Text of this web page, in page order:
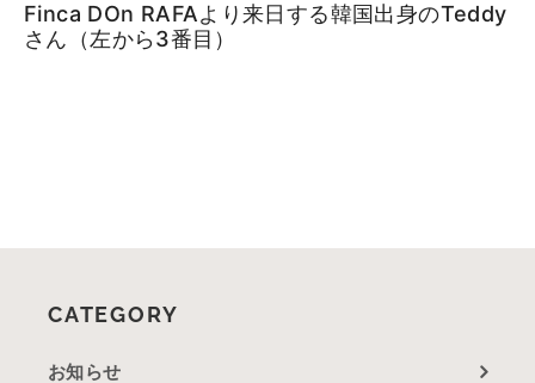
Finca DOn RAFAより来日する韓国出身のTeddy
さん（左から3番目）
CATEGORY
お知らせ